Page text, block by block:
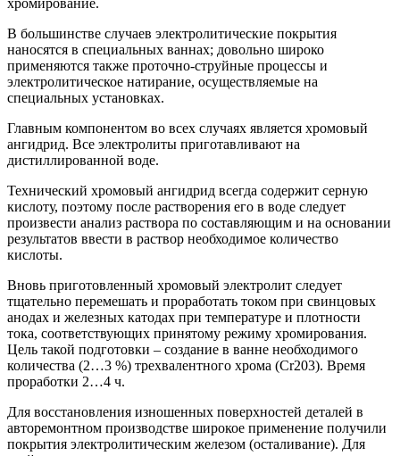
В большинстве случаев электролитические покрытия
наносятся в специальных ваннах; довольно широко
применяются также проточно-струйные процессы и
электролитическое натирание, осуществляемые на
специальных установках.
Главным компонентом во всех случаях является хромовый
ангидрид. Все электролиты приготавливают на
дистиллированной воде.
Технический хромовый ангидрид всегда содержит серную
кислоту, поэтому после растворения его в воде следует
произвести анализ раствора по составляющим и на основании
результатов ввести в раствор необходимое количество
кислоты.
Вновь приготовленный хромовый электролит следует
тщательно перемешать и проработать током при свинцовых
анодах и железных катодах при температуре и плотности
тока, соответствующих принятому режиму хромирования.
Цель такой подготовки – создание в ванне необходимого
количества (2…3 %) трехвалентного хрома (Сr203). Время
проработки 2…4 ч.
Для восстановления изношенных поверхностей деталей в
авторемонтном производстве широкое применение получили
покрытия электролитическим железом (осталивание). Для